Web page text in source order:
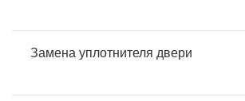
Замена уплотнителя двери